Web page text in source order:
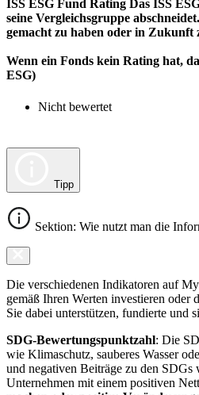
ISS ESG Fund Rating Das ISS
seine Vergleichsgruppe
gemacht zu haben oder in Zukunft
Wenn ein Fonds kein Rating hat,
ESG)
Nicht bewertet
Tipp
Sektion: Wie nutzt man die
Die verschiedenen Indikatoren auf
gemäß Ihren Werten investieren oder
Sie dabei unterstützen, fundierte und
SDG-Bewertungspunktzahl: Die
wie Klimaschutz, sauberes Wasser
und negativen Beiträge zu den
Unternehmen mit einem positiven